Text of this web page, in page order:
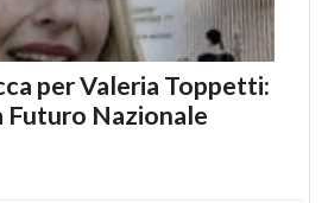
per Valeria Toppetti:
Futuro Nazionale